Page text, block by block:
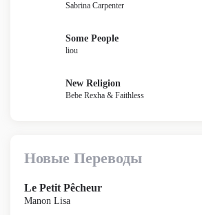
Sabrina Carpenter
Some People
liou
New Religion
Bebe Rexha & Faithless
Новые Переводы
Le Petit Pêcheur
Manon Lisa